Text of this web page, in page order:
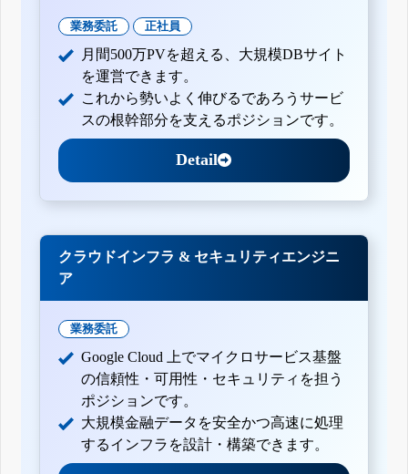
業務委託 正社員
月間500万PVを超える、大規模DBサイト
を運営できます。
これから勢いよく伸びるであろうサービ
スの根幹部分を支えるポジションです。
Detail
クラウドインフラ & セキュリティエンジニ
ア
業務委託
Google Cloud 上でマイクロサービス基盤
の信頼性・可用性・セキュリティを担う
ポジションです。
大規模金融データを安全かつ高速に処理
するインフラを設計・構築できます。